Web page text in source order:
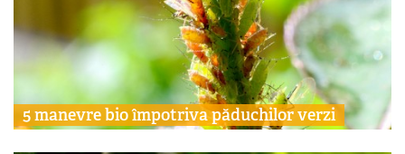
5 manevre bio împotriva păduchilor verzi